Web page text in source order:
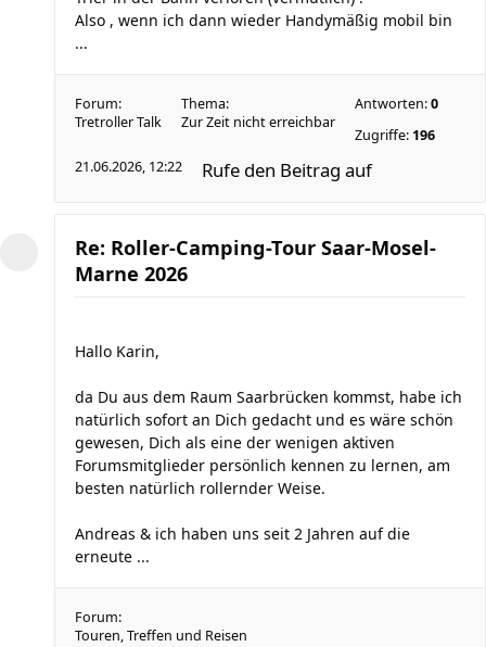
Also , wenn ich dann wieder Handymäßig mobil bin
...
Forum:
Tretroller Talk
Thema:
Zur Zeit nicht erreichbar
Antworten:0
Zugriffe: 196
21.06.2026, 12:22
Rufe den Beitrag auf
Re: Roller-Camping-Tour Saar-Mosel-
Marne 2026
Hallo Karin,
da Du aus dem Raum Saarbrücken kommst, habe ich
natürlich sofort an Dich gedacht und es wäre schön
gewesen, Dich als eine der wenigen aktiven
Forumsmitglieder persönlich kennen zu lernen, am
besten natürlich rollernder Weise.
Andreas & ich haben uns seit 2 Jahren auf die
erneute ...
Forum:
Touren, Treffen und Reisen